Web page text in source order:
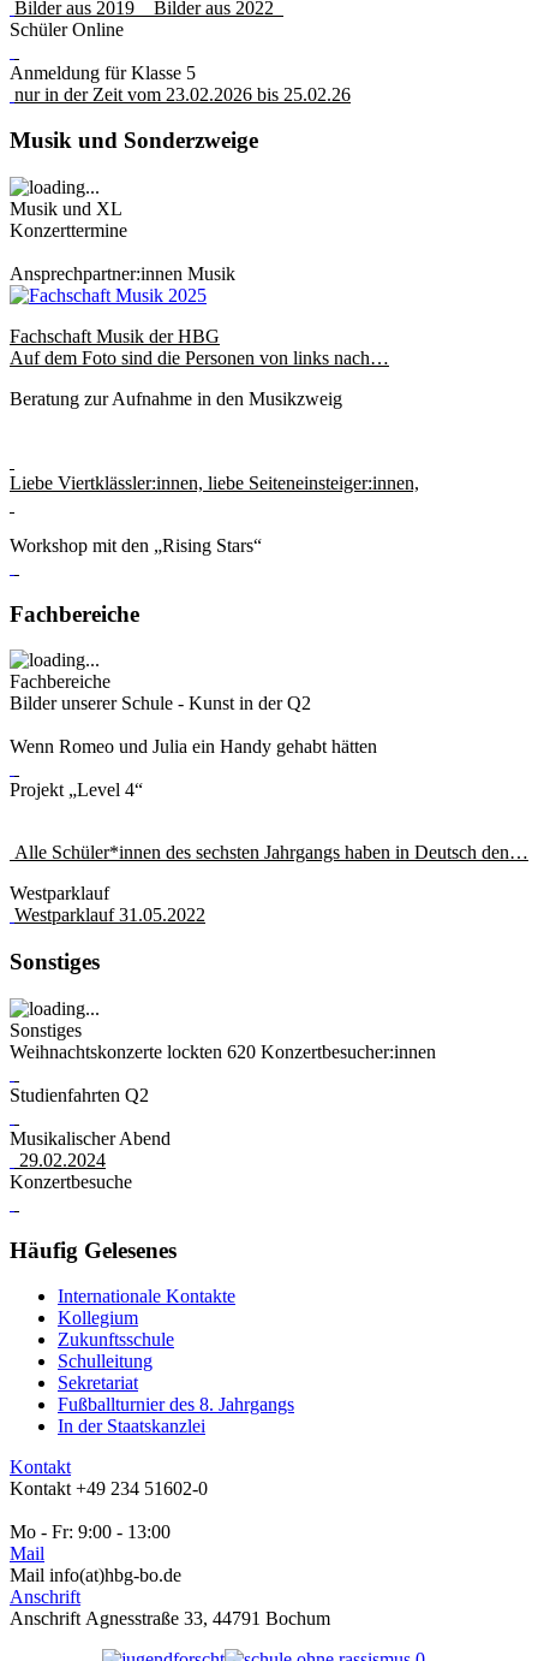
Bilder aus 2019 Bilder aus 2022
Schüler Online
Anmeldung für Klasse 5
nur in der Zeit vom 23.02.2026 bis 25.02.26
Musik und Sonderzweige
Musik und XL
Konzerttermine
Ansprechpartner:innen Musik
Fachschaft Musik der HBG
Auf dem Foto sind die Personen von links nach…
Beratung zur Aufnahme in den Musikzweig
Liebe Viertklässler:innen, liebe Seiteneinsteiger:innen,
Workshop mit den „Rising Stars“
Fachbereiche
Fachbereiche
Bilder unserer Schule - Kunst in der Q2
Wenn Romeo und Julia ein Handy gehabt hätten
Projekt „Level 4“
Alle Schüler*innen des sechsten Jahrgangs haben in Deutsch den…
Westparklauf
Westparklauf 31.05.2022
Sonstiges
Sonstiges
Weihnachtskonzerte lockten 620 Konzertbesucher:innen
Studienfahrten Q2
Musikalischer Abend
29.02.2024
Konzertbesuche
Häufig Gelesenes
Internationale Kontakte
Kollegium
Zukunftsschule
Schulleitung
Sekretariat
Fußballturnier des 8. Jahrgangs
In der Staatskanzlei
Kontakt
Kontakt +49 234 51602-0
Mo - Fr: 9:00 - 13:00
Mail
Mail info(at)hbg-bo.de
Anschrift
Anschrift Agnesstraße 33, 44791 Bochum